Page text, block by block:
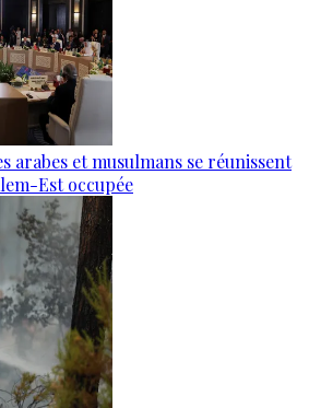
arabes et musulmans se réunissent
Est occupée